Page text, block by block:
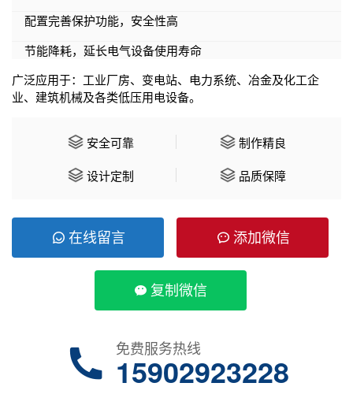
配置完善保护功能，安全性高
节能降耗，延长电气设备使用寿命
广泛应用于：工业厂房、变电站、电力系统、冶金及化工企
业、建筑机械及各类低压用电设备。
安全可靠
制作精良
设计定制
品质保障
在线留言 添加微信
复制微信
免费服务热线
15902923228